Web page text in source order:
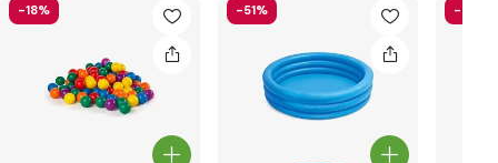
-18% -51% -40%